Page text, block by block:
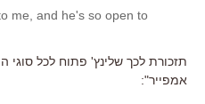
me, and he's so open to
תזכורת לכך שלינץ' פתוח לכל סוגי
אמפייר":